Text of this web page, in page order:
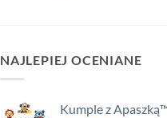
NAJLEPIEJ OCENIANE
Kumple z